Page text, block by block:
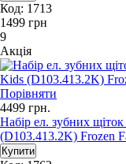
Код: 1713
1499 грн
9
Акція
Порівняти
4499 грн.
Набір ел. зубних
(D103.413.2K) Frozen